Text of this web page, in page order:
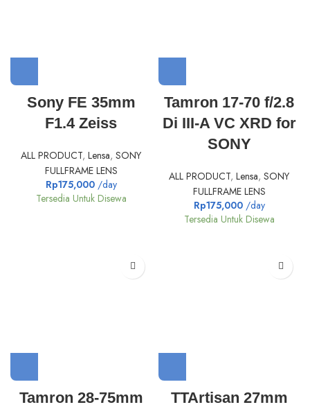
Sony FE 35mm
F1.4 Zeiss
ALL PRODUCT, Lensa, SONY
FULLFRAME LENS
Rp175,000/day
Tersedia Untuk Disewa
Tamron 17-70 f/2.8
Di III-A VC XRD for
SONY
ALL PRODUCT, Lensa, SONY
FULLFRAME LENS
Rp175,000/day
Tersedia Untuk Disewa
Tamron 28-75mm
TTArtisan 27mm